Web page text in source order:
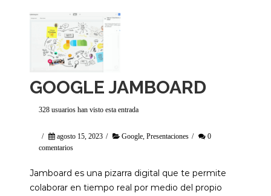
GOOGLE JAMBOARD
328 usuarios han visto esta entrada
/ agosto 15, 2023 / Google Presentaciones /
0
comentarios
Jamboard es una pizarra digital que te permite
colaborar en tiempo real por medio del propio